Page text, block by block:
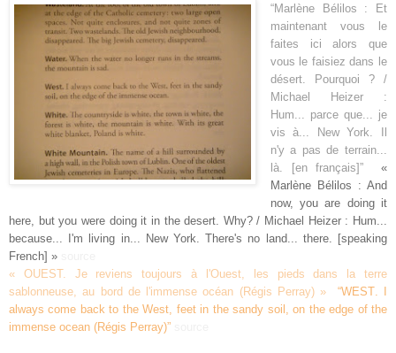
“Marlène Bélilos : Et
maintenant vous le
faites ici alors que
vous le faisiez dans le
désert. Pourquoi ? /
Michael Heizer :
Hum... parce que... je
vis à..
. New York. Il
n'y a pas de terrain...
là.
[en français]”
«
Marlène Bélilos : And
now, you are doing it
here, but you were doing it in the desert. Why? / Michael Heizer : Hum...
because... I'm living in... New York. There's no land... there.
[speaking
French] »
« OUEST. Je reviens toujours à l'Ouest, les pieds dans la terre
sablonneuse, au bord de l'immense océan (Régis Perray) » “WEST. I
always come back to the West, feet in the sandy soil, on the edge of the
immense ocean (Régis Perray)”